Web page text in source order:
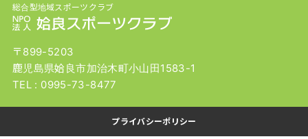
総合型地域スポーツクラブ
〒899-5203
鹿児島県姶良市加治木町小山田1583-1
TEL : 0995-73-8477
プライバシーポリシー